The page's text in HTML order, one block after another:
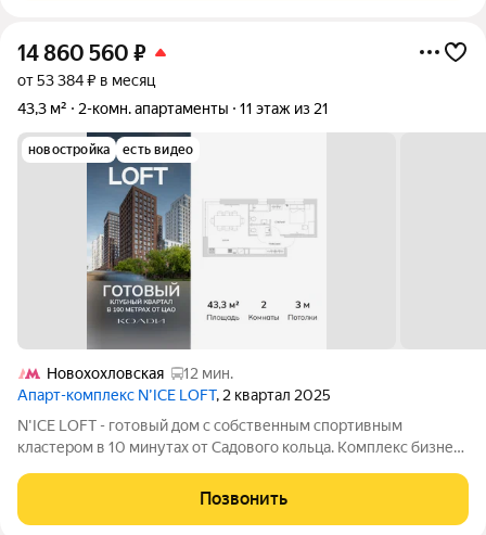
14 860 560 ₽
от 53 384 ₽ в месяц
43,3 м²
2-комн. апартаменты 11 этаж из 21
новостройка есть видео
Новохохловская
12 мин.
Апарт-комплекс N’ICE LOFT, 2 квартал 2025
N'ICE LOFT - готовый дом с собственным спортивным
кластером в 10 минутах от Садового кольца. Комплекс бизнес-
компания КОЛДИ, представляет собой знаковое жилое
пространство, на территории которого
Позвонить